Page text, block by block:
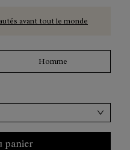
avant tout le monde
Homme
panier